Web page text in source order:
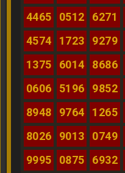
4465
0512 6271
4574
1723 9279
1375
6014 8686
0606
5196 9852
8948
9764 1265
8026
9013 0749
9995
0875 6932